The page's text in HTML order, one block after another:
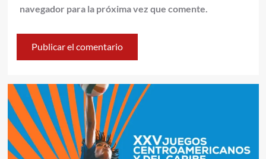
navegador para la próxima vez que comente.